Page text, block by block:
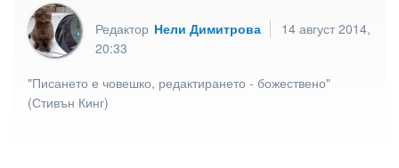
Редактор Нели Димитрова
14 август 2014,
20:33
"Писането е човешко, редактирането - божествено"
(Стивън Кинг)